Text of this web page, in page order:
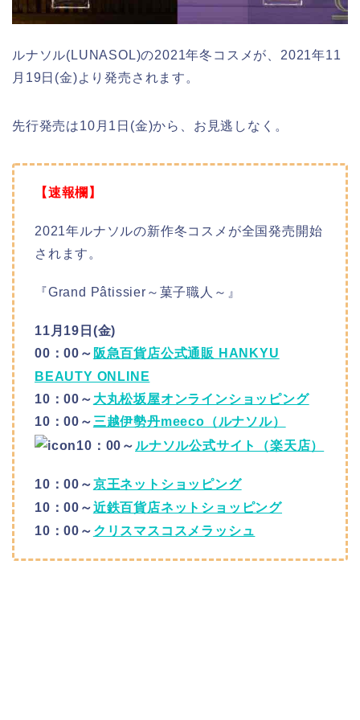
ルナソル(LUNASOL)の2021年冬コスメが、2021年11
月19日(金)より発売されます。
先行発売は10月1日(金)から、お見逃しなく。
【速報欄】
2021年ルナソルの新作冬コスメが全国発売開始
されます。
『Grand Pâtissier～菓子職人～』
11月19 日(金)
00：00～ 阪急百貨店公式通販 HANKYU
BEAUTY ONLINE
10：00～ 大丸松坂屋オンラインショッピング
10：00～三越伊勢丹meeco（ルナソル）
10：00～ルナソル公式サイト（楽天店）
10：00～京王ネットショッピング
10：00～近鉄百貨店ネットショッピング
10：00～ クリスマスコスメラッシュ